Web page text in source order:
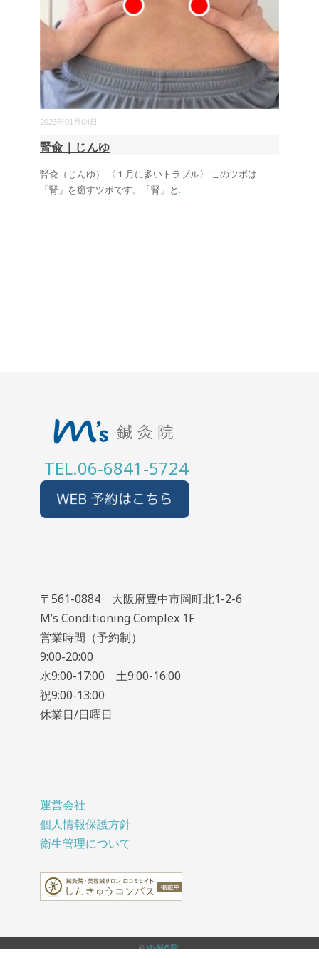
2023年01月04日
腎兪｜じんゆ
腎兪（じんゆ） 〈１月に多いトラブル〉 このツボは
「腎」を癒すツボです。「腎」と ...
TEL.06-6841-5724
〒561-0884 大阪府豊中市岡町北1-2-6
M’s Conditioning Complex 1F
営業時間（予約制）
9:00-20:00
水9:00-17:00 土9:00-16:00
祝9:00-13:00
休業日/日曜日
運営会社
個人情報保護方針
衛生管理について
© M's鍼灸院